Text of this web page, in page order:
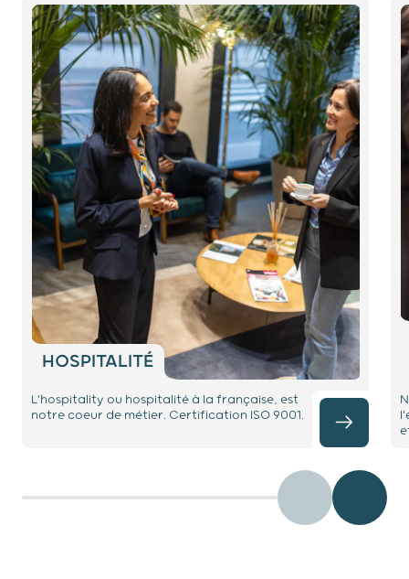
HOSPITALITÉ
L'hospitality ou hospitalité à la française, est
notre coeur de métier. Certification ISO 9001.
Précédent